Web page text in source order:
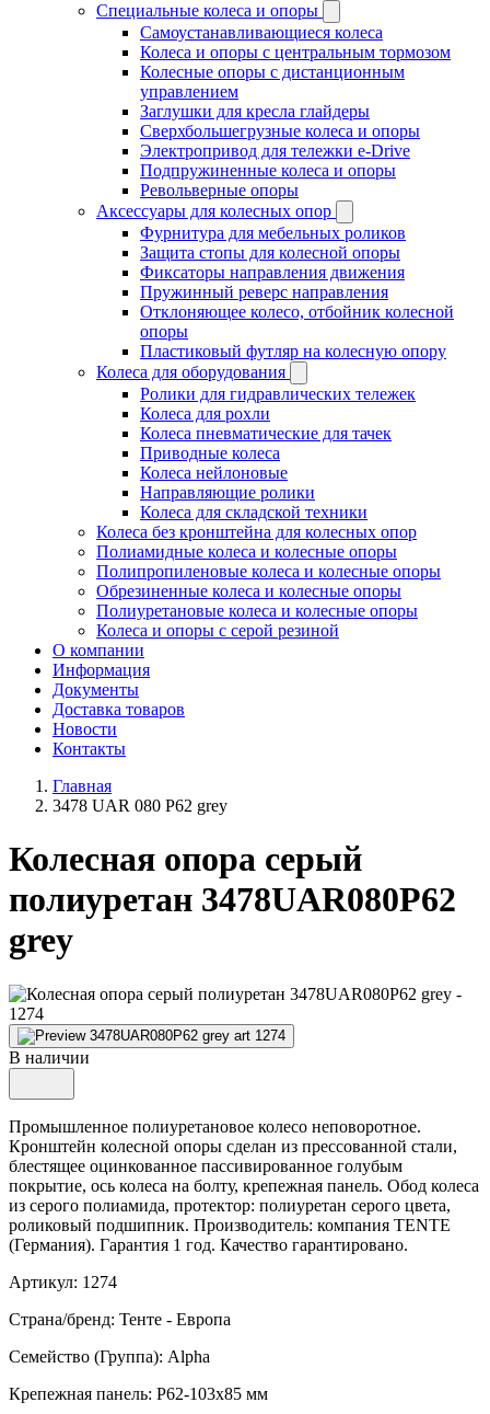
Специальные колеса и опоры
Самоустанавливающиеся колеса
Колеса и опоры с центральным тормозом
Колесные опоры с дистанционным
управлением
Заглушки для кресла глайдеры
Сверхбольшегрузные колеса и опоры
Электропривод для тележки e-Drive
Подпружиненные колеса и опоры
Револьверные опоры
Аксессуары для колесных опор
Фурнитура для мебельных роликов
Защита стопы для колесной опоры
Фиксаторы направления движения
Пружинный реверс направления
Отклоняющее колесо, отбойник колесной
опоры
Пластиковый футляр на колесную опору
Колеса для оборудования
Ролики для гидравлических тележек
Колеса для рохли
Колеса пневматические для тачек
Приводные колеса
Колеса нейлоновые
Направляющие ролики
Колеса для складской техники
Колеса без кронштейна для колесных опор
Полиамидные колеса и колесные опоры
Полипропиленовые колеса и колесные опоры
Обрезиненные колеса и колесные опоры
Полиуретановые колеса и колесные опоры
Колеса и опоры с серой резиной
О компании
Информация
Документы
Доставка товаров
Новости
Контакты
Главная
3478 UAR 080 P62 grey
Колесная опора серый
полиуретан 3478UAR080P62
grey
В наличии
Промышленное полиуретановое колесо неповоротное.
Кронштейн колесной опоры сделан из прессованной стали,
блестящее оцинкованное пассивированное голубым
покрытие, ось колеса на болту, крепежная панель. Обод колеса
из серого полиамида, протектор: полиуретан серого цвета,
роликовый подшипник. Производитель: компания TENTE
(Германия). Гарантия 1 год. Качество гарантировано.
Артикул: 1274
Страна/бренд: Тенте - Европа
Семейство (Группа): Alpha
Крепежная панель: P62-103x85 мм